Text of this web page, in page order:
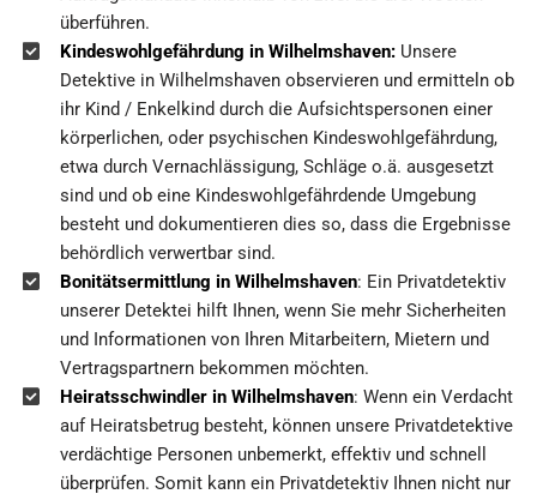
überführen.
Kindeswohlgefährdung in Wilhelmshaven: Unsere
Detektive in Wilhelmshaven observieren und ermitteln ob
ihr Kind / Enkelkind durch die Aufsichtspersonen einer
körperlichen, oder psychischen Kindeswohlgefährdung,
etwa durch Vernachlässigung, Schläge o.ä. ausgesetzt
sind und ob eine Kindeswohlgefährdende Umgebung
besteht und dokumentieren dies so, dass die Ergebnisse
behördlich verwertbar sind.
Bonitätsermittlung in Wilhelmshaven: Ein Privatdetektiv
unserer Detektei hilft Ihnen, wenn Sie mehr Sicherheiten
und Informationen von Ihren Mitarbeitern, Mietern und
Vertragspartnern bekommen möchten.
Heiratsschwindler in Wilhelmshaven: Wenn ein Verdacht
auf Heiratsbetrug besteht, können unsere Privatdetektive
verdächtige Personen unbemerkt, effektiv und schnell
überprüfen. Somit kann ein Privatdetektiv Ihnen nicht nur